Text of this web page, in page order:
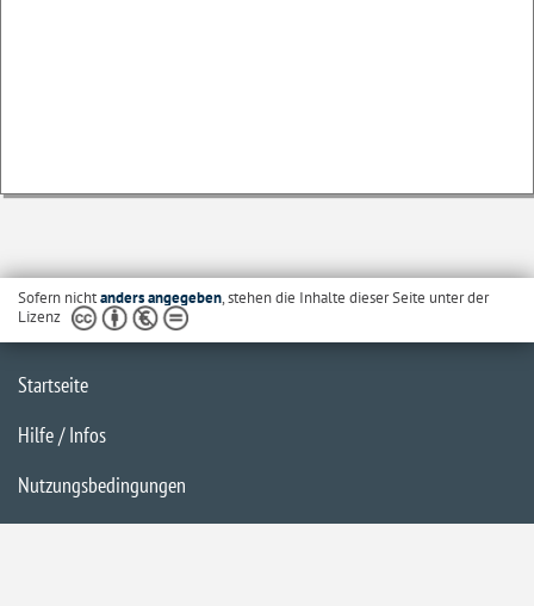
Sofern nichtanders angegeben, stehen die Inhalte dieser Seite unter der
Lizenz
Startseite
Hilfe / Infos
Nutzungsbedingungen